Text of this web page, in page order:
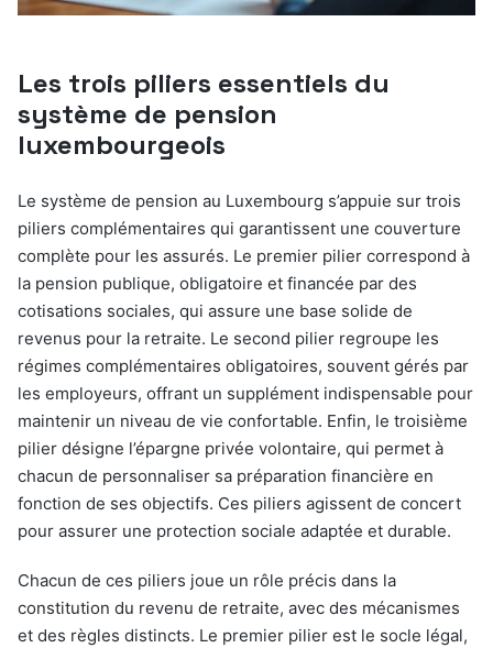
Les trois piliers essentiels du
système de pension
luxembourgeois
Le système de pension au Luxembourg s’appuie sur trois
piliers complémentaires qui garantissent une couverture
complète pour les assurés. Le premier pilier correspond à
la pension publique, obligatoire et financée par des
cotisations sociales, qui assure une base solide de
revenus pour la retraite. Le second pilier regroupe les
régimes complémentaires obligatoires, souvent gérés par
les employeurs, offrant un supplément indispensable pour
maintenir un niveau de vie confortable. Enfin, le troisième
pilier désigne l’épargne privée volontaire, qui permet à
chacun de personnaliser sa préparation financière en
fonction de ses objectifs. Ces piliers agissent de concert
pour assurer une protection sociale adaptée et durable.
Chacun de ces piliers joue un rôle précis dans la
constitution du revenu de retraite, avec des mécanismes
et des règles distincts. Le premier pilier est le socle légal,